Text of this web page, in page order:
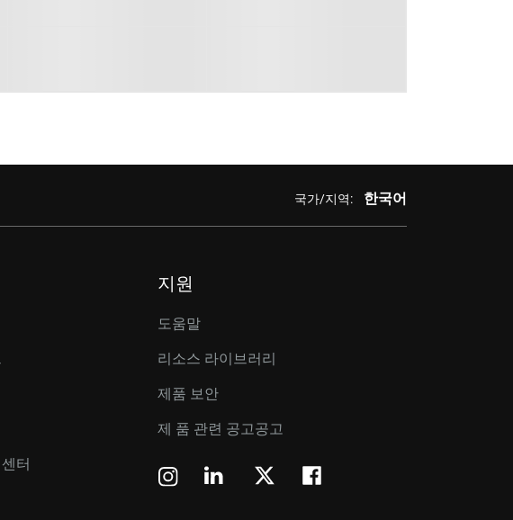
국가/지역: 한국어
터
지원
도움말
리소스 라이브러리
제품 보안
제 품 관련 공고공고